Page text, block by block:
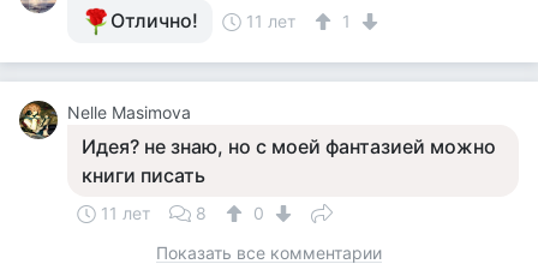
Отлично! 11 лет 1
Nelle Masimova
Идея? не знаю, но с моей фантазией можно
книги писать
11 лет 8
0
Показать все комментарии